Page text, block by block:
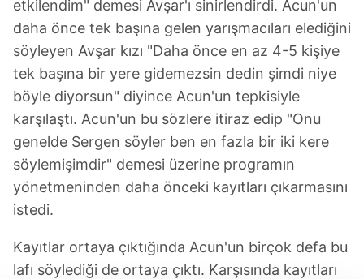
etkilendim" demesi Avşar'ı sinirlendirdi. Acun'un
daha önce tek başına gelen yarışmacıları elediğini
söyleyen Avşar kızı "Daha önce en az 4-5 kişiye
tek başına bir yere gidemezsin dedin şimdi niye
böyle diyorsun" diyince Acun'un tepkisiyle
karşılaştı. Acun'un bu sözlere itiraz edip "Onu
genelde Sergen söyler ben en fazla bir iki kere
söylemişimdir" demesi üzerine programın
yönetmeninden daha önceki kayıtları çıkarmasını
istedi.
Kayıtlar ortaya çıktığında Acun'un birçok defa bu
lafı söylediği de ortaya çıktı. Karşısında kayıtları